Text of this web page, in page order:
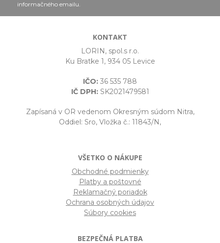
informačného emailu.
KONTAKT
LORIN, spol.s r.o.
Ku Bratke 1, 934 05 Levice
IČO: 36 535 788
IČ DPH:SK2021479581
Zapísaná v OR vedenom Okresným súdom Nitra,
Oddiel: Sro, Vložka č.: 11843/N,
VŠETKO O NÁKUPE
Obchodné podmienky
Platby a poštovné
Reklamačný poriadok
Ochrana osobných údajov
Súbory cookies
BEZPEČNÁ PLATBA